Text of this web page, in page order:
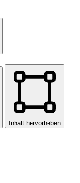
Inhalt hervorheben